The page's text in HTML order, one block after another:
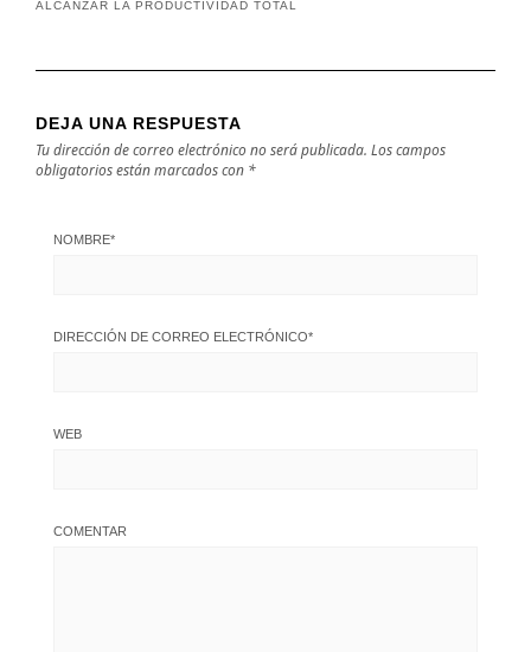
ALCANZAR LA PRODUCTIVIDAD TOTAL
DEJA UNA RESPUESTA
Tu dirección de correo electrónico no será publicada. Los campos
obligatorios están marcados con *
NOMBRE*
DIRECCIÓN DE CORREO ELECTRÓNICO*
WEB
COMENTAR